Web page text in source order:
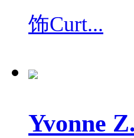
饰Curt...
Yvonne